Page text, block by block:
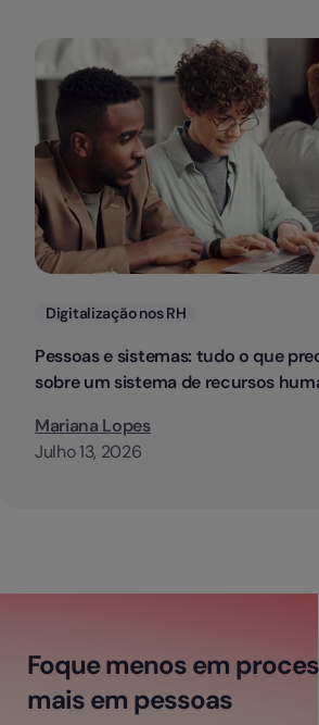
Categorias
Digitalização nos RH
Pessoas e sistemas: tudo o que
sobre um sistema de recursos
Mariana Lopes
Julho 13, 2026
Foque menos em
mais em pessoas